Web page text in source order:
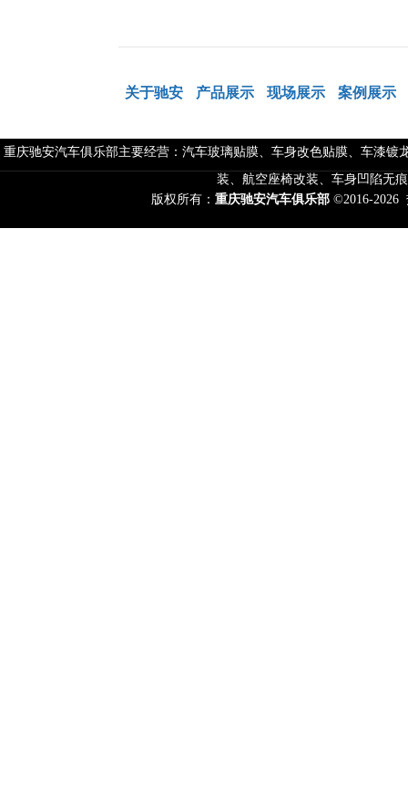
关于驰安 产品展示 现场展示 案例展示
重庆驰安汽车俱乐部主要经营：汽车玻璃贴膜、车身改色贴膜、车漆
装、航空座椅改装、车身凹陷无
版权所有： 重庆驰安汽车俱乐部©2016-2026